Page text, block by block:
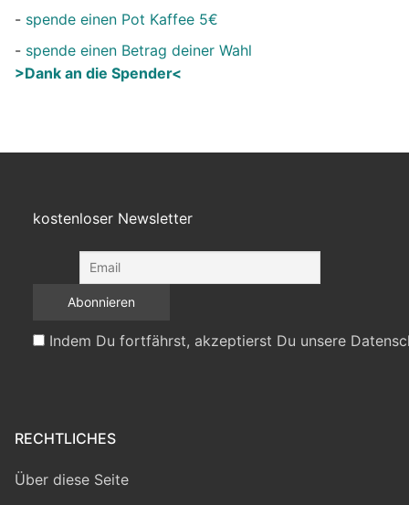
- spende einen Pot Kaffee 5€
- spende einen Betrag deiner Wahl
>Dank an die Spender<
kostenloser Newsletter
Indem Du fortfährst, akzeptierst Du unsere
RECHTLICHES
Über diese Seite